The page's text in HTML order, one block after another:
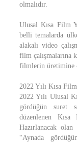
olmalıdır.
Ulusal Kısa Film
belli temalarda
alakalı video
film çalışmalarına
filmlerin üretimine
2022 Yılı Kısa
2022 Yılı Ulusal
gördüğün suret
düzenlenen Kısa
Hazırlanacak
“Aynada